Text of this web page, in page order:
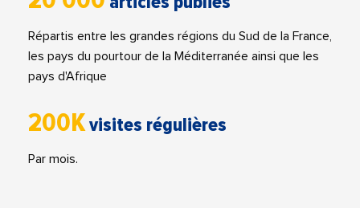
Répartis entre les grandes régions du Sud de la France,
les pays du pourtour de la Méditerranée ainsi que les
pays d'Afrique
200Kvisites régulières
Par mois.